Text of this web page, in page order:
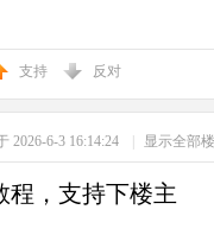
支持 反对
2026-6-3 16:14:24 | 显示全部
程，支持下楼主